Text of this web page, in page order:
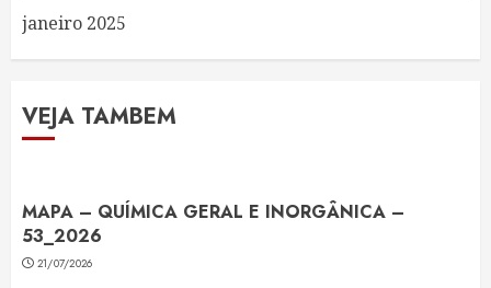
janeiro 2025
VEJA TAMBEM
MAPA – QUÍMICA GERAL E INORGÂNICA –
53_2026
21/07/2026